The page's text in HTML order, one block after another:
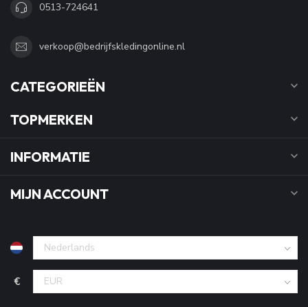
0513-724641
verkoop@bedrijfskledingonline.nl
CATEGORIEËN
TOPMERKEN
INFORMATIE
MIJN ACCOUNT
€